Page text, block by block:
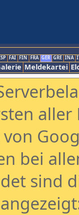
FAI FIN FRA GER GRE INA
Meldekartei
aller
bei
sind